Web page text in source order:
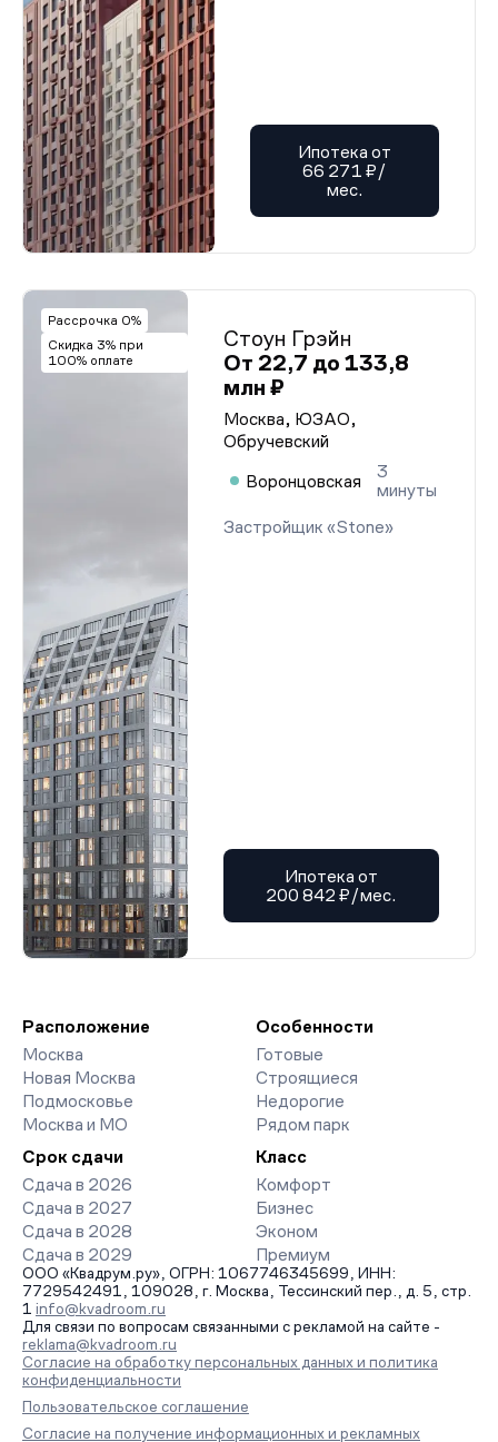
Ипотека от
66 271 ₽/
мес.
Рассрочка 0%
Скидка 3% при
100% оплате
Стоун Грэйн
От 22,7 до 133,8
млн ₽
Москва, ЮЗАО,
Обручевский
Воронцовская
3
минуты
Застройщик «Stone»
Ипотека от
200 842 ₽/мес.
Расположение
Москва
Новая Москва
Подмосковье
Москва и МО
Особенности
Готовые
Строящиеся
Недорогие
Рядом парк
Срок сдачи
Сдача в 2026
Сдача в 2027
Сдача в 2028
Сдача в 2029
Класс
Комфорт
Бизнес
Эконом
Премиум
ООО «Квадрум.ру», ОГРН: 1067746345699, ИНН:
7729542491, 109028, г. Москва, Тессинский пер., д. 5, стр.
1 info@kvadroom.ru
Для связи по вопросам связанными с рекламой на сайте -
reklama@kvadroom.ru
Согласие на обработку персональных данных и политика
конфиденциальности
Пользовательское соглашение
Согласие на получение информационных и рекламных